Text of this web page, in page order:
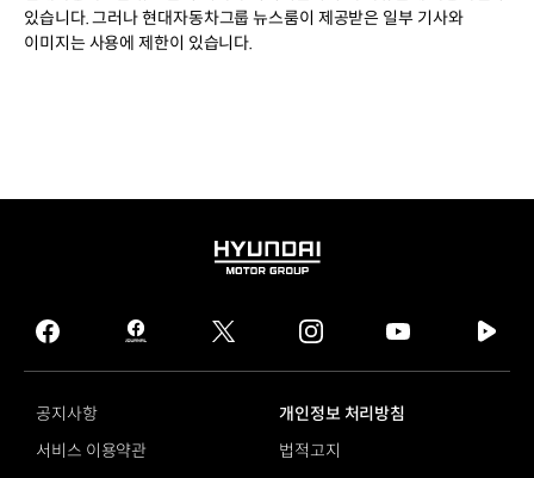
있습니다. 그러나 현대자동차그룹 뉴스룸이 제공받은 일부 기사와
이미지는 사용에 제한이 있습니다.
HYUNDAI
GROUP
facebook
hmg
journal
twitter instagram
tv
공지사항
개인정보 처리방침
서비스 이용약관
법적고지